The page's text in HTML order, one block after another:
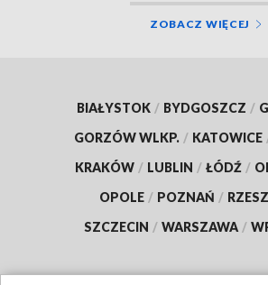
ZOBACZ WIĘCEJ
BIAŁYSTOK / BYDGOSZCZ /
GORZÓW WLKP. / KATOWICE
KRAKÓW / LUBLIN / ŁÓDŹ /
OPOLE / POZNAŃ /
SZCZECIN / WARSZAWA /